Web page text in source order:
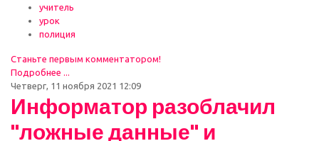
учитель
урок
полиция
Станьте первым комментатором!
Подробнее ...
Четверг, 11 ноября 2021 12:09
Информатор разоблачил
"ложные данные" и